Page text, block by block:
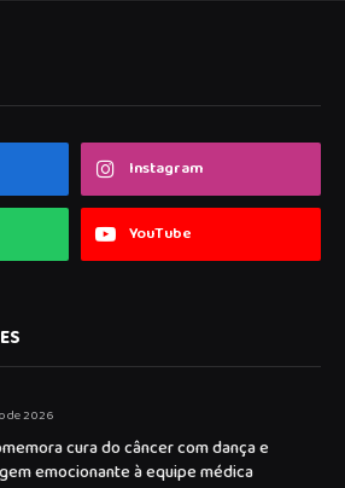
Instagram
YouTube
de 2026
cura do câncer com dança e
emocionante à equipe médica